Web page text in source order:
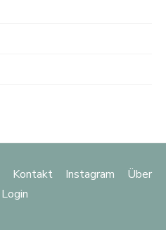
Kontakt Instagram
Über
Login